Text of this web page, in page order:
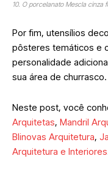
10. O porcelanato Mescla cinza
Por fim, utensílios
pôsteres temáticos e
personalidade
sua área de churrasco.
Neste post, você
Arquitetas, Mandril
Blinovas Arquitetura,
Arquitetura e Interiores